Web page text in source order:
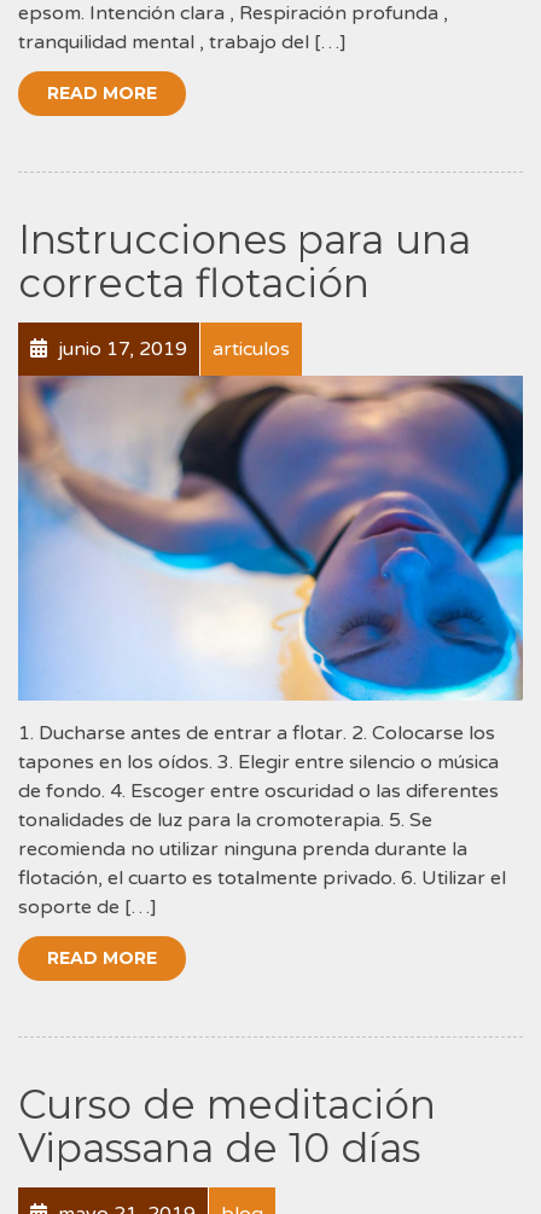
epsom. Intención clara , Respiración profunda ,
tranquilidad mental , trabajo del […]
READ MORE
Instrucciones para una
correcta flotación
junio 17, 2019 articulos
1. Ducharse antes de entrar a flotar. 2. Colocarse los
tapones en los oídos. 3. Elegir entre silencio o música
de fondo. 4. Escoger entre oscuridad o las diferentes
tonalidades de luz para la cromoterapia. 5. Se
recomienda no utilizar ninguna prenda durante la
flotación, el cuarto es totalmente privado. 6. Utilizar el
soporte de […]
READ MORE
Curso de meditación
Vipassana de 10 días